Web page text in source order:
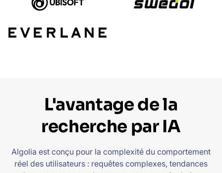
L'avantage de la
recherche par IA
Algolia est conçu pour la complexité du comportement
réel des utilisateurs : requêtes complexes, tendances